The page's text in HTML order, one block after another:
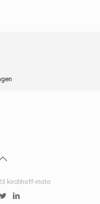
kirchhoff-moto